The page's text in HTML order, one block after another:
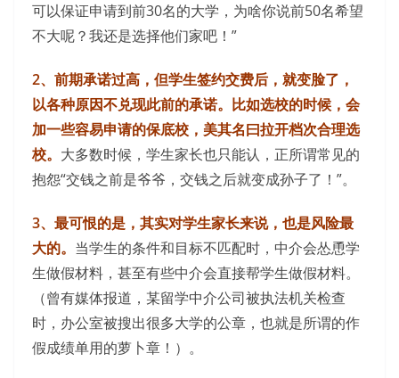
可以保证申请到前30名的大学，为啥你说前50名希望
不大呢？我还是选择他们家吧！”
2、前期承诺过高，但学生签约交费后，就变脸了，
以各种原因不兑现此前的承诺。比如选校的时候，会
加一些容易申请的保底校，美其名曰拉开档次合理选
校。 大多数时候，学生家长也只能认，正所谓常见的
抱怨“交钱之前是爷爷，交钱之后就变成孙子了！”。
3、最可恨的是，其实对学生家长来说，也是风险最
大的。 当学生的条件和目标不匹配时，中介会怂恿学
生做假材料，甚至有些中介会直接帮学生做假材料。
（曾有媒体报道，某留学中介公司被执法机关检查
时，办公室被搜出很多大学的公章，也就是所谓的作
假成绩单用的萝卜章！）。